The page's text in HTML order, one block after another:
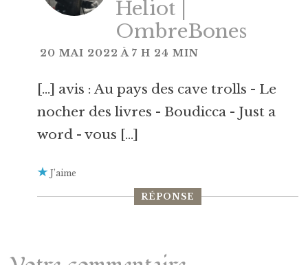
Heliot |
OmbreBones
20 MAI 2022 À 7 H 24 MIN
[…] avis : Au pays des cave trolls - Le
nocher des livres - Boudicca - Just a
word - vous […]
J’aime
RÉPONSE